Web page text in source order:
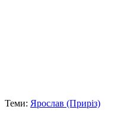
Теми: Ярослав (Приріз)